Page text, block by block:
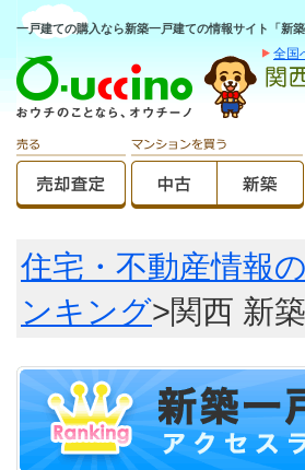
一戸建ての購入なら新築一戸建ての情報サイト「新
全国
住宅・不動産情報
ンキング>関西 新